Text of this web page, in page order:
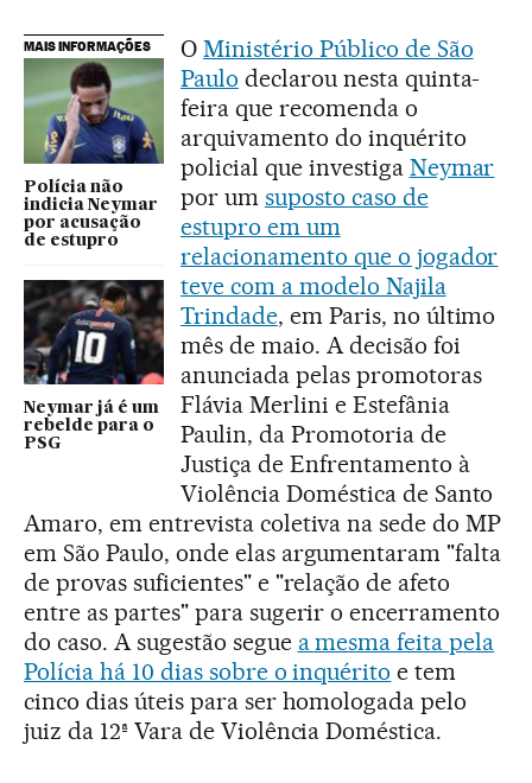
MAIS INFORMAÇÕES
Polícia não
indicia Neymar
por acusação
de estupro
Neymar já é um
rebelde para o
PSG
O Ministério Público de São
Paulo declarou nesta quinta-
feira que recomenda o
arquivamento do inquérito
policial que investiga Neymar
por um suposto caso de
estupro em um
relacionamento que o jogador
teve com a modelo Najila
Trindade, em Paris, no último
mês de maio. A decisão foi
anunciada pelas promotoras
Flávia Merlini e Estefânia
Paulin, da Promotoria de
Justiça de Enfrentamento à
Violência Doméstica de Santo
Amaro, em entrevista coletiva na sede do MP
em São Paulo, onde elas argumentaram "falta
de provas suficientes" e "relação de afeto
entre as partes" para sugerir o encerramento
do caso. A sugestão segue a mesma feita pela
Polícia há 10 dias sobre o inquérito e tem
cinco dias úteis para ser homologada pelo
juiz da 12ª Vara de Violência Doméstica.